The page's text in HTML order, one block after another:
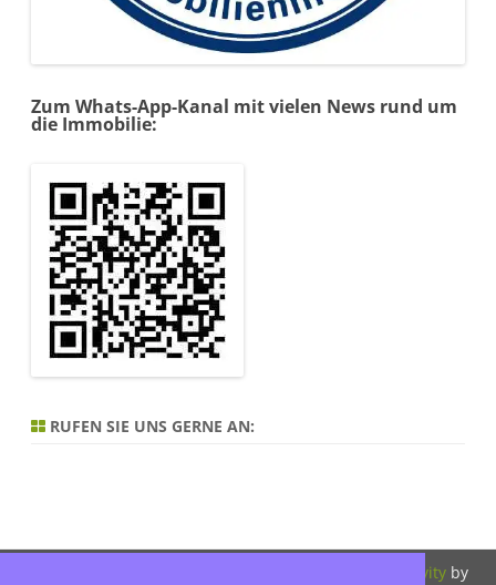
Zum Whats-App-Kanal mit vielen News rund um
die Immobilie:
RUFEN SIE UNS GERNE AN:
ZeroGravityby